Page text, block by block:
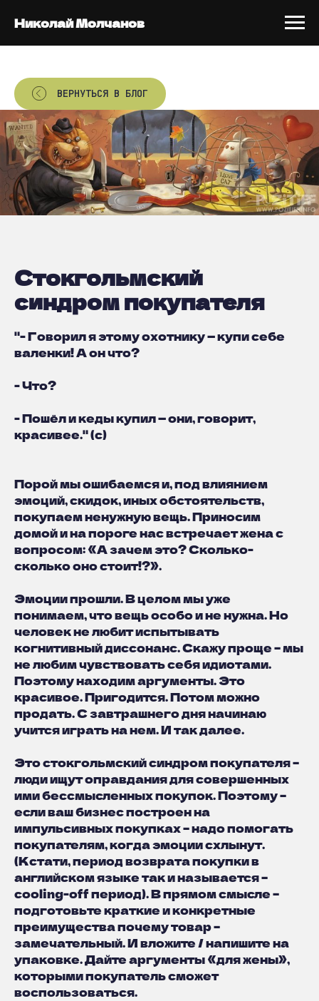
Николай Молчанов
ВЕРНУТЬСЯ В БЛОГ
Стокгольмский
синдром покупателя
"- Говорил я этому охотнику — купи себе
валенки! А он что?
- Что?
- Пошёл и кеды купил — они, говорит,
красивее." (с)
Порой мы ошибаемся и, под влиянием
эмоций, скидок, иных обстоятельств,
покупаем ненужную вещь. Приносим
домой и на пороге нас встречает жена с
вопросом: «А зачем это? Сколько-
сколько оно стоит!?».
Эмоции прошли. В целом мы уже
понимаем, что вещь особо и не нужна. Но
человек не любит испытывать
когнитивный диссонанс. Скажу проще – мы
не любим чувствовать себя идиотами.
Поэтому находим аргументы. Это
красивое. Пригодится. Потом можно
продать. С завтрашнего дня начинаю
учится играть на нем. И так далее.
Это стокгольмский синдром покупателя –
люди ищут оправдания для совершенных
ими бессмысленных покупок. Поэтому –
если ваш бизнес построен на
импульсивных покупках – надо помогать
покупателям, когда эмоции схлынут.
(Кстати, период возврата покупки в
английском языке так и называется –
cooling-off период). В прямом смысле –
подготовьте краткие и конкретные
преимущества почему товар –
замечательный. И вложите / напишите на
упаковке. Дайте аргументы «для жены»,
которыми покупатель сможет
воспользоваться.